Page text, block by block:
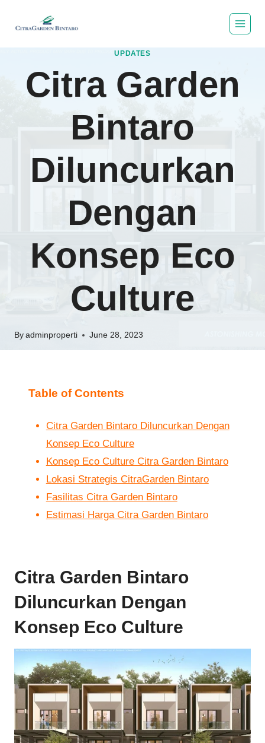
UPDATES
Citra Garden
Bintaro
Diluncurkan
Dengan
Konsep Eco
Culture
By adminproperti June 28, 2023
Table of Contents
Citra Garden Bintaro Diluncurkan Dengan
Konsep Eco Culture
Konsep Eco Culture Citra Garden Bintaro
Lokasi Strategis CitraGarden Bintaro
Fasilitas Citra Garden Bintaro
Estimasi Harga Citra Garden Bintaro
Citra Garden Bintaro
Diluncurkan Dengan
Konsep Eco Culture